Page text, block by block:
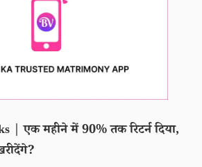
| एक महीने में 90% तक रिटर्न दिया,